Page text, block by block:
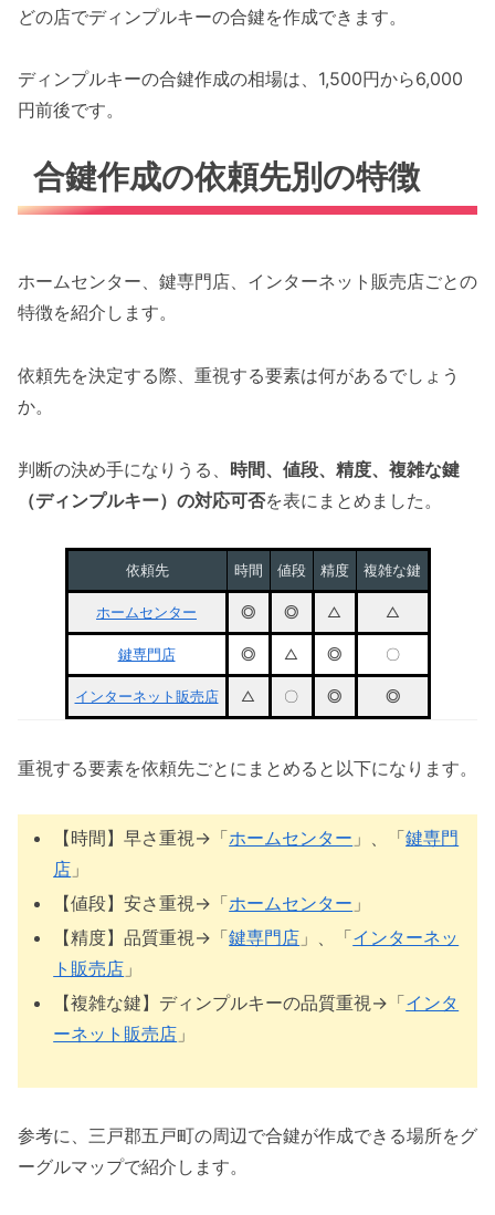
どの店でディンプルキーの合鍵を作成できます。
ディンプルキーの合鍵作成の相場は、1,500円から6,000
円前後です。
合鍵作成の依頼先別の特徴
ホームセンター、鍵専門店、インターネット販売店ごとの
特徴を紹介します。
依頼先を決定する際、重視する要素は何があるでしょう
か。
判断の決め手になりうる、 時間、値段、精度、複雑な鍵
（ディンプルキー）の対応可否を表にまとめました。
依頼先 時間 値段 精度 複雑な鍵
ホームセンター ◎ ◎ △ △
鍵専門店 ◎ △ ◎ 〇
インターネット販売店 △ 〇 ◎ ◎
重視する要素を依頼先ごとにまとめると以下になります。
【時間】早さ重視→「ホームセンター 」、「鍵専門
店 」
【値段】安さ重視→「ホームセンター 」
【精度】品質重視→「鍵専門店 」、「インターネッ
ト販売店 」
【複雑な鍵】ディンプルキーの品質重視→「インタ
ーネット販売店 」
参考に、三戸郡五戸町の周辺で合鍵が作成できる場所をグ
ーグルマップで紹介します。